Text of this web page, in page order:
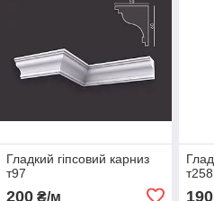
Гладкий гіпсовий карниз
т97
200₴/м
т258
190